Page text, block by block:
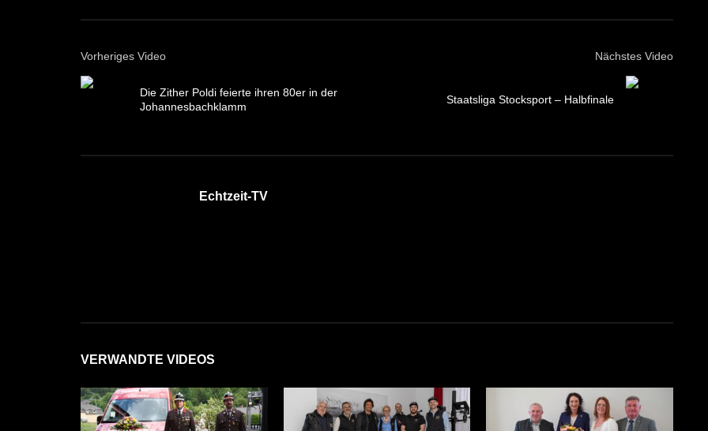
Vorheriges Video
Die Zither Poldi feierte ihren 80er in der
Johannesbachklamm
Nächstes Video
Staatsliga Stocksport – Halbfinale
Echtzeit-TV
VERWANDTE VIDEOS